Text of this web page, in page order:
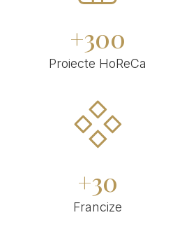
+300
Proiecte HoReCa
+30
Francize